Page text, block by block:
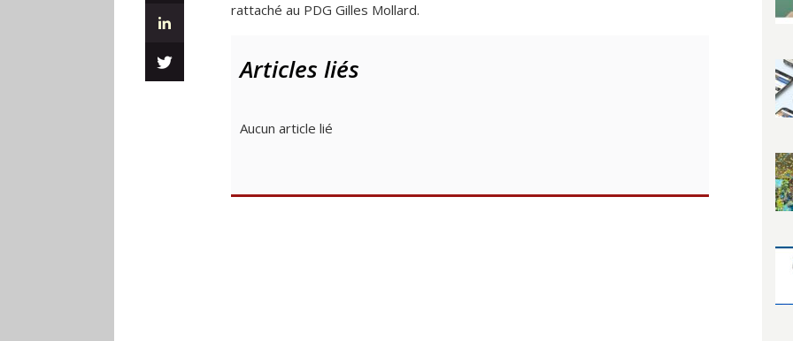
rattaché au PDG Gilles Mollard.
Articles liés
Aucun article lié